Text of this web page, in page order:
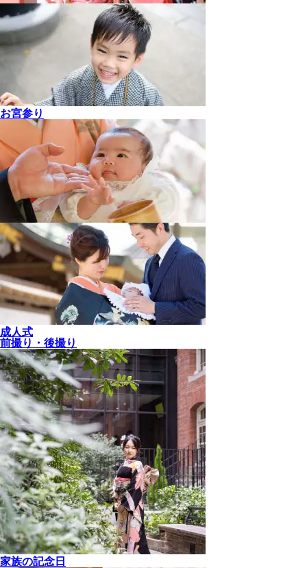
お宮参り
成人式
前撮り・後撮り
家族の記念日